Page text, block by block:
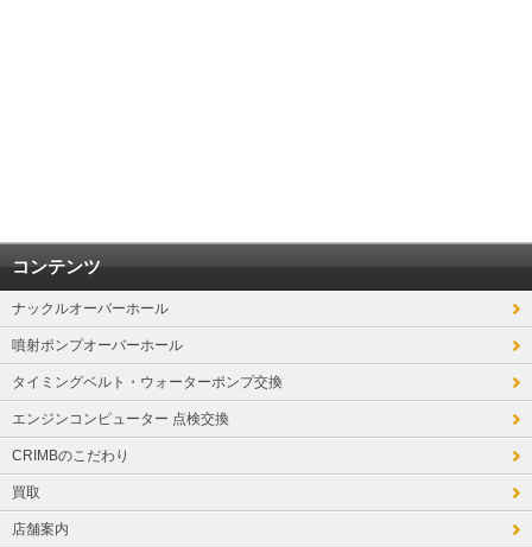
コンテンツ
ナックルオーバーホール
噴射ポンプオーバーホール
タイミングベルト・ウォーターポンプ交換
エンジンコンピューター 点検交換
CRIMBのこだわり
買取
店舗案内